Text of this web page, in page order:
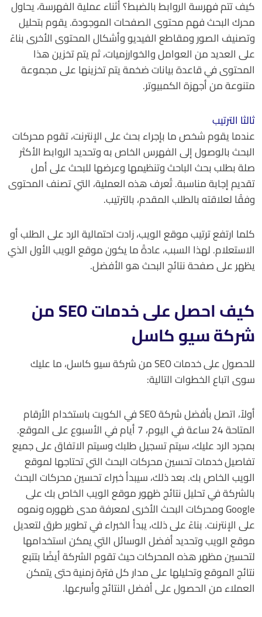
كيف تتم فهرسة الروابط بالضبط؟ أثناء عملية الفهرسة، يحاول
محرك البحث فهم محتوى الصفحات الموجودة. يقوم بتحليل
وتصنيف الصور ومقاطع الفيديو وأشكال المحتوى الأخرى بناءً
على العديد من العوامل والخوارزميات، ثم يتم تخزين هذا
المحتوى في قاعدة بيانات ضخمة يتم تخزينها على مجموعة
متنوعة من أجهزة الكمبيوتر.
ثالثا الترتيب
عندما يقوم شخص ما بإجراء بحث على الإنترنت، تقوم محركات
البحث بالوصول إلى الفهرس الخاص به وتحديد الروابط الأكثر
صلة بطلب بحث الباحث وتنظيمها وعرضها للبحث على أمل
تقديم إجابة مناسبة. تُعرف هذه العملية، التي تصنف المحتوى
وفقًا لعلاقته بالطلب المقدم، بالترتيب.
كلما ارتفع ترتيب موقع الويب، زادت احتمالية الرد على الطلب أو
الاستعلام. لهذا السبب، عادةً ما يكون موقع الويب الأول الذي
يظهر على صفحة نتائج البحث هو الأفضل.
كيف احصل على خدمات SEO من
شركة سيو كاسل
للحصول على خدمات SEO من شركة سيو كاسل، ما عليك
سوى اتباع الخطوات التالية:
أولاً، اتصل بأفضل شركة SEO في الكويت باستخدام الأرقام
المتاحة 24 ساعة في اليوم، 7 أيام في الأسبوع على الموقع.
بمجرد الرد عليك، سيتم تسجيل طلبك وسيتم الاتفاق على جميع
تفاصيل خدمات تحسين محركات البحث التي تحتاجها لموقع
الويب الخاص بك. بعد ذلك، سيبدأ خبراء تحسين محركات البحث
بالشركة في تحليل نتائج ظهور موقع الويب الخاص بك على
Google ومحركات البحث الأخرى لمعرفة مدى ظهوره ونموه
على الإنترنت. بناءً على ذلك، يبدأ الخبراء في تطوير طرق لتعديل
موقع الويب وتحديد أفضل الوسائل التي يمكن استخدامها
لتحسين مظهر هذه المحركات حيث تقوم الشركة أيضًا بتتبع
نتائج الموقع وتحليلها على مدار كل فترة زمنية حتى يتمكن
العملاء من الحصول على أفضل النتائج وأسرعها.